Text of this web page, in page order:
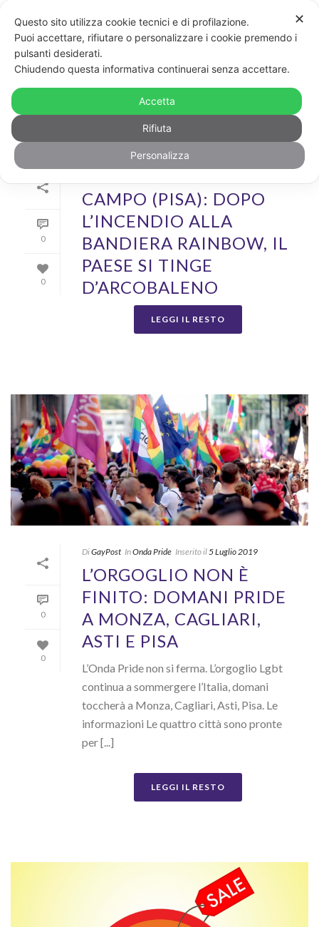
ARCHIVIO
0
0
CAMPO (PISA): DOPO
L’INCENDIO ALLA
BANDIERA RAINBOW, IL
PAESE SI TINGE
D’ARCOBALENO
LEGGI IL RESTO
0
0
DiGayPost InOnda Pride Inserito il5 Luglio 2019
L’ORGOGLIO NON È
FINITO: DOMANI PRIDE
A MONZA, CAGLIARI,
ASTI E PISA
L’Onda Pride non si ferma. L’orgoglio Lgbt
continua a sommergere l’Italia, domani
toccherà a Monza, Cagliari, Asti, Pisa. Le
informazioni Le quattro città sono pronte
per [...]
LEGGI IL RESTO
✕
Questo sito utilizza cookie tecnici e di profilazione.
Puoi accettare, rifiutare o personalizzare i cookie premendo i
pulsanti desiderati.
Chiudendo questa informativa continuerai senza accettare.
Accetta
Rifiuta
Personalizza